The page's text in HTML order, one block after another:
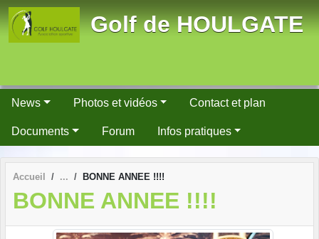
Golf de HOULGATE
News Photos et vidéos Contact et plan
Documents Forum Infos pratiques
Accueil BONNE ANNEE !!!!
BONNE ANNEE !!!!
Panneau de gestion des cookies